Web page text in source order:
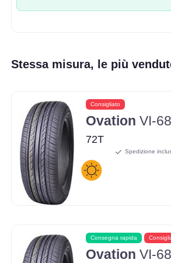
Stessa misura, le più
Consigliato
Ovation VI-
72T
Spedizione
Consegna rapida
Ovation VI-